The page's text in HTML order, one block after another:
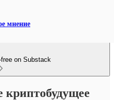
мнение
on Substack